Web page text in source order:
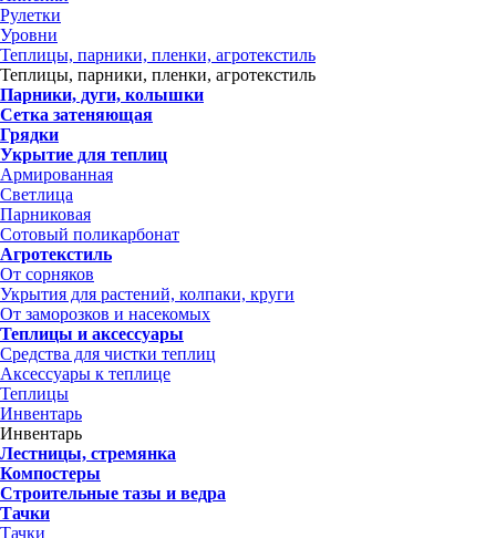
Рулетки
Уровни
Теплицы, парники, пленки, агротекстиль
Теплицы, парники, пленки, агротекстиль
Парники, дуги, колышки
Сетка затеняющая
Грядки
Укрытие для теплиц
Армированная
Светлица
Парниковая
Сотовый поликарбонат
Агротекстиль
От сорняков
Укрытия для растений, колпаки, круги
От заморозков и насекомых
Теплицы и аксессуары
Средства для чистки теплиц
Аксессуары к теплице
Теплицы
Инвентарь
Инвентарь
Лестницы, стремянка
Компостеры
Строительные тазы и ведра
Тачки
Тачки